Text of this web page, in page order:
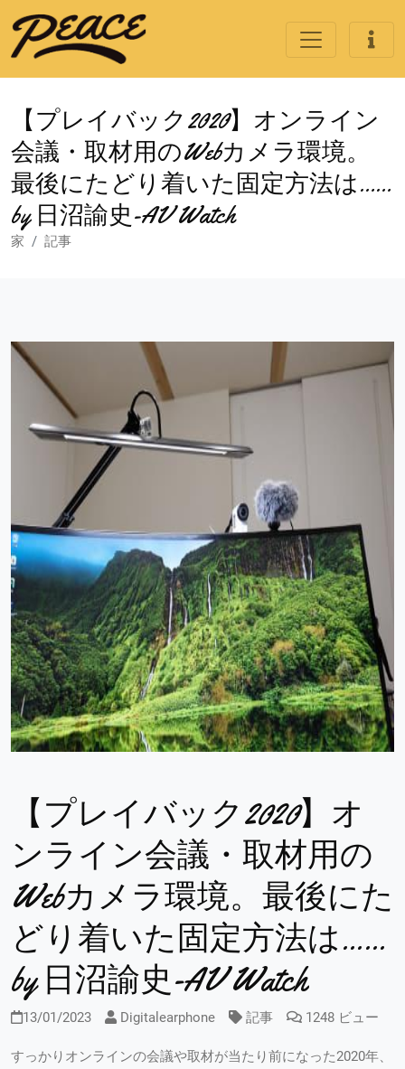
【プレイバック2020】オンライン
会議・取材用のWebカメラ環境。
最後にたどり着いた固定方法は……
by 日沼諭史-AV Watch
家 記事
【プレイバック2020】オ
ンライン会議・取材用の
Webカメラ環境。最後にた
どり着いた固定方法は……
by 日沼諭史-AV Watch
13/01/2023 Digitalearphone 記事 1248 ビュー
すっかりオンラインの会議や取材が当たり前になった2020年、